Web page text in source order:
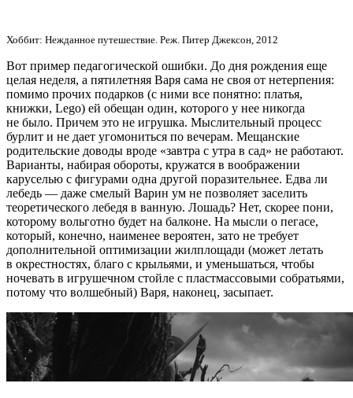
Хоббит: Нежданное путешествие. Реж. Питер Джексон, 2012
Вот пример педагогической ошибки. До дня рождения еще
целая неделя, а пятилетняя Варя сама не своя от нетерпения:
помимо прочих подарков (с ними все понятно: платья,
книжки, Lego) ей обещан один, которого у нее никогда
не было. Причем это не игрушка. Мыслительный процесс
бурлит и не дает угомониться по вечерам. Мещанские
родительские доводы вроде «завтра с утра в сад» не работают.
Варианты, набирая обороты, кружатся в воображении
каруселью с фигурами одна другой поразительнее. Едва ли
лебедь — даже смелый Варин ум не позволяет заселить
теоретического лебедя в ванную. Лошадь? Нет, скорее пони,
которому вольготно будет на балконе. На мысли о пегасе,
который, конечно, наименее вероятен, зато не требует
дополнительной оптимизации жилплощади (может летать
в окрестностях, благо с крыльями, и уменьшаться, чтобы
ночевать в игрушечном стойле с пластмассовыми собратьями,
потому что волшебный) Варя, наконец, засыпает.